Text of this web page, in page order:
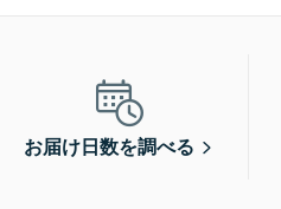
お届け日数を調べる